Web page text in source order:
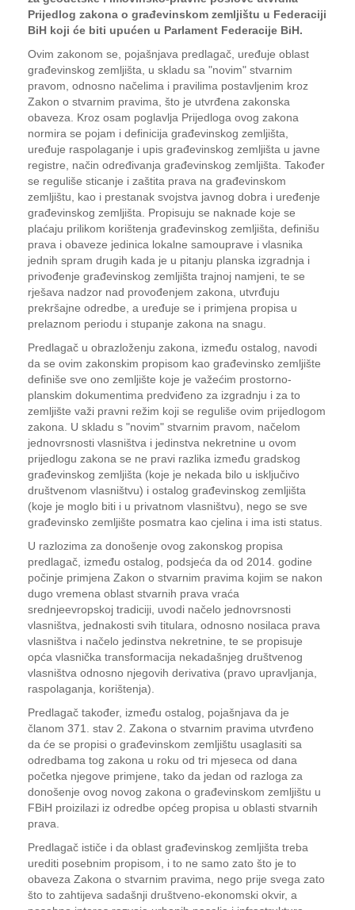
Prijedlog zakona o građevinskom zemljištu u Federaciji
BiH koji će biti upućen u Parlament Federacije BiH.
Ovim zakonom se, pojašnjava predlagač, uređuje oblast
građevinskog zemljišta, u skladu sa "novim" stvarnim
pravom, odnosno načelima i pravilima postavljenim kroz
Zakon o stvarnim pravima, što je utvrđena zakonska
obaveza. Kroz osam poglavlja Prijedloga ovog zakona
normira se pojam i definicija građevinskog zemljišta,
uređuje raspolaganje i upis građevinskog zemljišta u javne
registre, način određivanja građevinskog zemljišta. Također
se reguliše sticanje i zaštita prava na građevinskom
zemljištu, kao i prestanak svojstva javnog dobra i uređenje
građevinskog zemljišta. Propisuju se naknade koje se
plaćaju prilikom korištenja građevinskog zemljišta, definišu
prava i obaveze jedinica lokalne samouprave i vlasnika
jednih spram drugih kada je u pitanju planska izgradnja i
privođenje građevinskog zemljišta trajnoj namjeni, te se
rješava nadzor nad provođenjem zakona, utvrđuju
prekršajne odredbe, a uređuje se i primjena propisa u
prelaznom periodu i stupanje zakona na snagu.
Predlagač u obrazloženju zakona, između ostalog, navodi
da se ovim zakonskim propisom kao građevinsko zemljište
definiše sve ono zemljište koje je važećim prostorno-
planskim dokumentima predviđeno za izgradnju i za to
zemljište važi pravni režim koji se reguliše ovim prijedlogom
zakona. U skladu s "novim" stvarnim pravom, načelom
jednovrsnosti vlasništva i jedinstva nekretnine u ovom
prijedlogu zakona se ne pravi razlika između gradskog
građevinskog zemljišta (koje je nekada bilo u isključivo
društvenom vlasništvu) i ostalog građevinskog zemljišta
(koje je moglo biti i u privatnom vlasništvu), nego se sve
građevinsko zemljište posmatra kao cjelina i ima isti status.
U razlozima za donošenje ovog zakonskog propisa
predlagač, između ostalog, podsjeća da od 2014. godine
počinje primjena Zakon o stvarnim pravima kojim se nakon
dugo vremena oblast stvarnih prava vraća
srednjeevropskoj tradiciji, uvodi načelo jednovrsnosti
vlasništva, jednakosti svih titulara, odnosno nosilaca prava
vlasništva i načelo jedinstva nekretnine, te se propisuje
opća vlasnička transformacija nekadašnjeg društvenog
vlasništva odnosno njegovih derivativa (pravo upravljanja,
raspolaganja, korištenja).
Predlagač također, između ostalog, pojašnjava da je
članom 371. stav 2. Zakona o stvarnim pravima utvrđeno
da će se propisi o građevinskom zemljištu usaglasiti sa
odredbama tog zakona u roku od tri mjeseca od dana
početka njegove primjene, tako da jedan od razloga za
donošenje ovog novog zakona o građevinskom zemljištu u
FBiH proizilazi iz odredbe općeg propisa u oblasti stvarnih
prava.
Predlagač ističe i da oblast građevinskog zemljišta treba
urediti posebnim propisom, i to ne samo zato što je to
obaveza Zakona o stvarnim pravima, nego prije svega zato
što to zahtijeva sadašnji društveno-ekonomski okvir, a